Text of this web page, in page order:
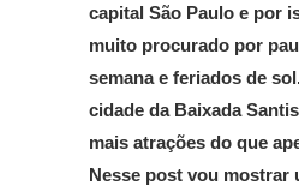
capital São Paulo e por
muito procurado por
semana e feriados de
cidade da Baixada
mais atrações do que
Nesse post vou mostrar